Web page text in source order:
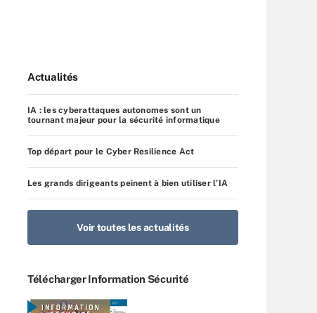
Actualités
IA : les cyberattaques autonomes sont un
tournant majeur pour la sécurité informatique
Top départ pour le Cyber Resilience Act
Les grands dirigeants peinent à bien utiliser l’IA
Voir toutes les actualités
Télécharger Information Sécurité